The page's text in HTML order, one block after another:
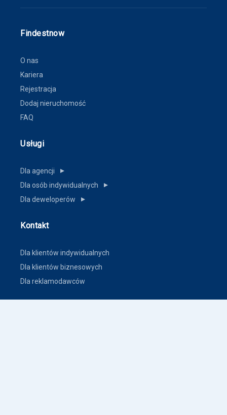
Findestnow
O nas
Kariera
Rejestracja
Dodaj nieruchomość
FAQ
Usługi
Dla agencji ▼
Dla osób indywidualnych ▼
Dla deweloperów ▼
Kontakt
Dla klientów indywidualnych
Dla klientów biznesowych
Dla reklamodawców